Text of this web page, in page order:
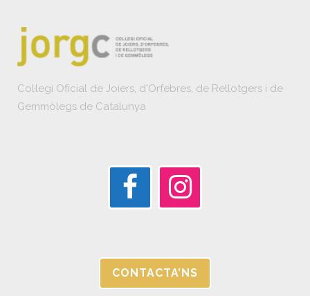
Col·legi Oficial de Joiers, d'Orfebres, de Rellotgers i de
Gemmòlegs de Catalunya
CONTACTA’NS